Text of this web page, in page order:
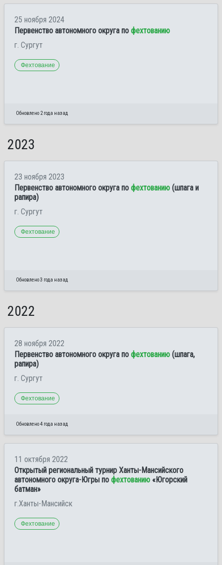
25 ноября 2024
Первенство автономного округа по фехтованию
г. Сургут
Фехтование
Обновлено 2 года назад
2023
23 ноября 2023
Первенство автономного округа по фехтованию (шпага и
рапира)
г. Сургут
Фехтование
Обновлено 3 года назад
2022
28 ноября 2022
Первенство автономного округа по фехтованию (шпага,
рапира)
г. Сургут
Фехтование
Обновлено 4 года назад
11 октября 2022
Открытый региональный турнир Ханты-Мансийского
автономного округа-Югры по фехтованию «Югорский
батман»
г.Ханты-Мансийск
Фехтование